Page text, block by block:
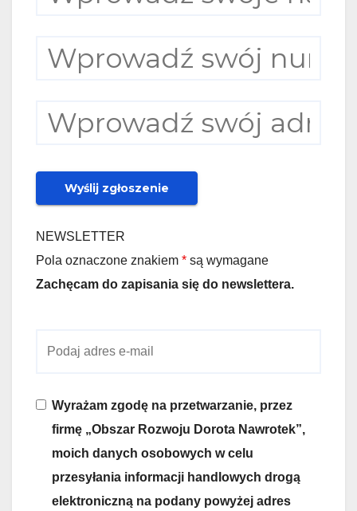
NEWSLETTER
Pola oznaczone znakiem * są wymagane
Zachęcam do zapisania się do newslettera.
Wyrażam zgodę na przetwarzanie, przez
firmę „Obszar Rozwoju Dorota Nawrotek”,
moich danych osobowych w celu
przesyłania informacji handlowych drogą
elektroniczną na podany powyżej adres